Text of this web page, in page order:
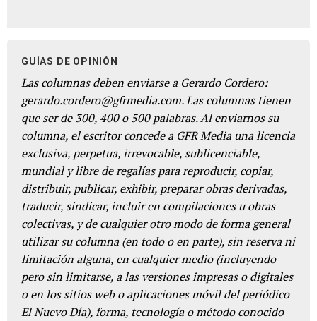
GUÍAS DE OPINIÓN
Las columnas deben enviarse a Gerardo Cordero:
gerardo.cordero@gfrmedia.com. Las columnas tienen
que ser de 300, 400 o 500 palabras. Al enviarnos su
columna, el escritor concede a GFR Media una licencia
exclusiva, perpetua, irrevocable, sublicenciable,
mundial y libre de regalías para reproducir, copiar,
distribuir, publicar, exhibir, preparar obras derivadas,
traducir, sindicar, incluir en compilaciones u obras
colectivas, y de cualquier otro modo de forma general
utilizar su columna (en todo o en parte), sin reserva ni
limitación alguna, en cualquier medio (incluyendo
pero sin limitarse, a las versiones impresas o digitales
o en los sitios web o aplicaciones móvil del periódico
El Nuevo Día), forma, tecnología o método conocido